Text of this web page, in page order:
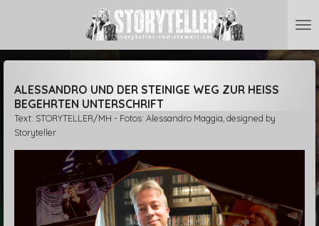
springen
ALESSANDRO UND DER STEINIGE WEG ZUR HEISS B
EGEHRTEN UNTERSCHRIFT
Text: STORYTELLER/MH - Fotos: Alessandro Maggia, designed by
Storyteller